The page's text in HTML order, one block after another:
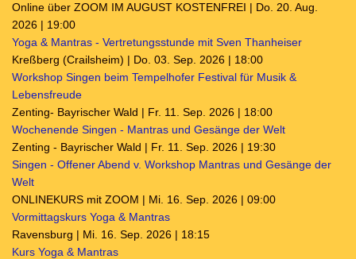
Online über ZOOM IM AUGUST KOSTENFREI | Do. 20. Aug.
2026 | 19:00
Yoga & Mantras - Vertretungsstunde mit Sven Thanheiser
Kreßberg (Crailsheim) | Do. 03. Sep. 2026 | 18:00
Workshop Singen beim Tempelhofer Festival für Musik &
Lebensfreude
Zenting- Bayrischer Wald | Fr. 11. Sep. 2026 | 18:00
Wochenende Singen - Mantras und Gesänge der Welt
Zenting - Bayrischer Wald | Fr. 11. Sep. 2026 | 19:30
Singen - Offener Abend v. Workshop Mantras und Gesänge der
Welt
ONLINEKURS mit ZOOM | Mi. 16. Sep. 2026 | 09:00
Vormittagskurs Yoga & Mantras
Ravensburg | Mi. 16. Sep. 2026 | 18:15
Kurs Yoga & Mantras